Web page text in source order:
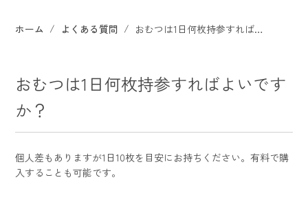
ホーム よくある質問 おむつは1日何枚持参すればよいですか？
おむつは1日何枚持参すればよいです
か？
個人差もありますが1日10枚を目安にお持ちください。有料で購
入することも可能です。